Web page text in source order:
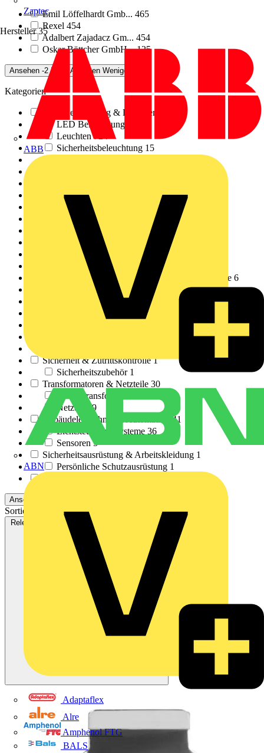
Zaptec
Hersteller 35
ABB
ABN
Adaptaflex
Alre
Amphenol FTG
BALS
Emil Löffelhardt Gmb... 465
Rexel 454
Adalbert Zajadacz Gm... 454
Oskar Böttcher GmbH...125
Ansehen -2 Mehr Ansehen Weniger
Kategorien
LED Beleuchtung & Leuchten
LED Beleuchtung
Leuchten
Sicherheitsbeleuchtung 15
Installationsleitungen & Energiekabel
Installationsmaterial & Zubehör
Steckdosen & Schalter
Installationszubehör
Kabelschellen & Befestigungen
Heizung & Lüftung
Intelligente Thermostate
Klemmen, Steckverbinder & Verbindungselemente 6
Reihenklemmen 1
Industriesteckverbinder
Kabelschuhe & Klemmen
Sicherheit & Zutrittskontrolle1
Sicherheitszubehör 1
Transformatoren & Netzteile 30
Elektrotransformatoren
Netzteile9
Gebäudeleittechnik & Automation
41
Lichtsteuerungssysteme 36
Sensoren5
Sicherheitsausrüstung & Arbeitskleidung 1
Persönliche Schutzausrüstung 1
Ansehen 26 Mehr
Sortieren nach:
Relevanz Verfügbarkeit V+ Punkte Relevanz